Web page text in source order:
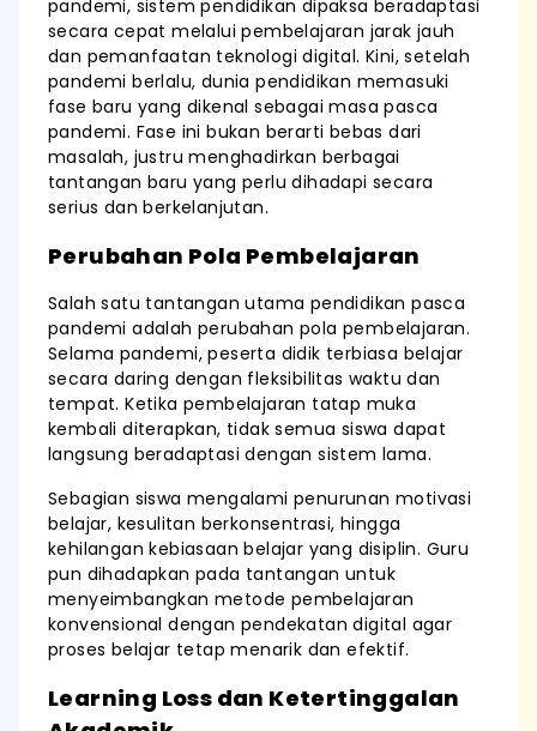
pandemi, sistem pendidikan dipaksa beradaptasi
secara cepat melalui pembelajaran jarak jauh
dan pemanfaatan teknologi digital. Kini, setelah
pandemi berlalu, dunia pendidikan memasuki
fase baru yang dikenal sebagai masa pasca
pandemi. Fase ini bukan berarti bebas dari
masalah, justru menghadirkan berbagai
tantangan baru yang perlu dihadapi secara
serius dan berkelanjutan.
Perubahan Pola Pembelajaran
Salah satu tantangan utama pendidikan pasca
pandemi adalah perubahan pola pembelajaran.
Selama pandemi, peserta didik terbiasa belajar
secara daring dengan fleksibilitas waktu dan
tempat. Ketika pembelajaran tatap muka
kembali diterapkan, tidak semua siswa dapat
langsung beradaptasi dengan sistem lama.
Sebagian siswa mengalami penurunan motivasi
belajar, kesulitan berkonsentrasi, hingga
kehilangan kebiasaan belajar yang disiplin. Guru
pun dihadapkan pada tantangan untuk
menyeimbangkan metode pembelajaran
konvensional dengan pendekatan digital agar
proses belajar tetap menarik dan efektif.
Learning Loss dan Ketertinggalan